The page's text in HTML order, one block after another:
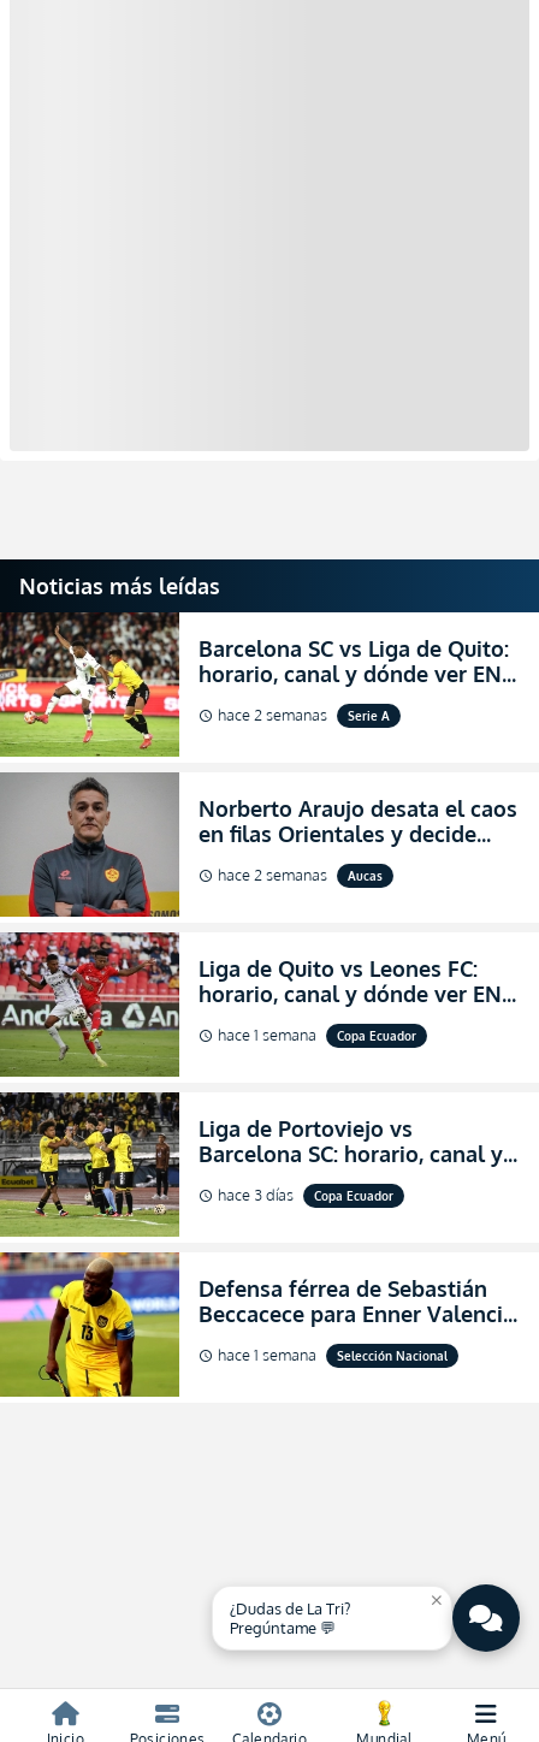
Noticias más leídas
Barcelona SC vs Liga de Quito:
horario, canal y dónde ver EN
VIVO la Fecha 22 de la LigaPro
2026
schedule hace 2 semanas Serie A
Norberto Araujo desata el caos
en filas Orientales y decide
abandonar la dirección técnica
de Aucas
schedule hace 2 semanas Aucas
Liga de Quito vs Leones FC:
horario, canal y dónde ver EN
VIVO los octavos de final de la
Copa Ecuador 2026
schedule hace 1 semana Copa Ecuador
Liga de Portoviejo vs
Barcelona SC: horario, canal y
dónde ver EN VIVO los octavos
de final de la Copa Ecuador
schedule hace 3 días Copa Ecuador
Defensa férrea de Sebastián
Beccacece para Enner Valencia
al indicar que era el hombre
indicado para Ecuador
schedule hace 1 semana Selección Nacional
close
¿Dudas de La Tri?
Pregúntame 💬